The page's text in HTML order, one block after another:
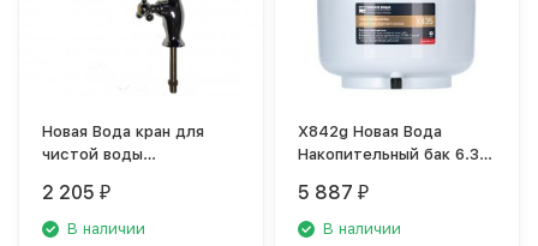
Новая Вода кран для
чистой воды
2 205 ₽
В наличии
X842g Новая Вода
Накопительный бак 6.3
5 887 ₽
В наличии